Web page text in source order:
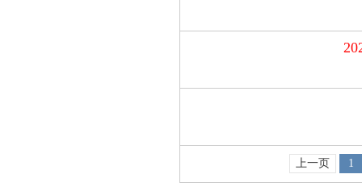
上一页 1